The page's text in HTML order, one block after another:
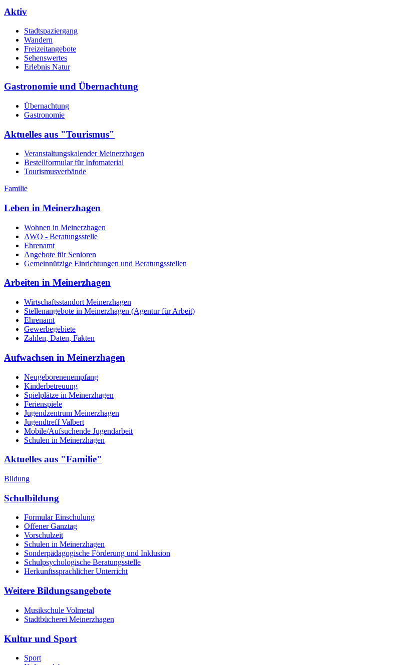
Aktiv
Stadtspaziergang
Wandern
Freizeitangebote
Sehenswertes
Erlebnis Natur
Gastronomie und Übernachtung
Übernachtung
Gastronomie
Aktuelles aus "Tourismus"
Veranstaltungskalender Meinerzhagen
Bestellformular für Infomaterial
Tourismusverbände
Familie
Leben in Meinerzhagen
Wohnen in Meinerzhagen
AWO - Beratungsstelle
Ehrenamt
Angebote für Senioren
Gemeinnützige Einrichtungen und Beratungsstellen
Arbeiten in Meinerzhagen
Wirtschaftsstandort Meinerzhagen
Stellenangebote in Meinerzhagen (Agentur für Arbeit)
Ehrenamt
Gewerbegebiete
Zahlen, Daten, Fakten
Aufwachsen in Meinerzhagen
Neugeborenenempfang
Kinderbetreuung
Spielplätze in Meinerzhagen
Ferienspiele
Jugendzentrum Meinerzhagen
Jugendtreff Valbert
Mobile/Aufsuchende Jugendarbeit
Schulen in Meinerzhagen
Aktuelles aus "Familie"
Bildung
Schulbildung
Formular Einschulung
Offener Ganztag
Vorschulzeit
Schulen in Meinerzhagen
Sonderpädagogische Förderung und Inklusion
Schulpsychologische Beratungsstelle
Herkunftssprachlicher Unterricht
Weitere Bildungsangebote
Musikschule Volmetal
Stadtbücherei Meinerzhagen
Kultur und Sport
Sport